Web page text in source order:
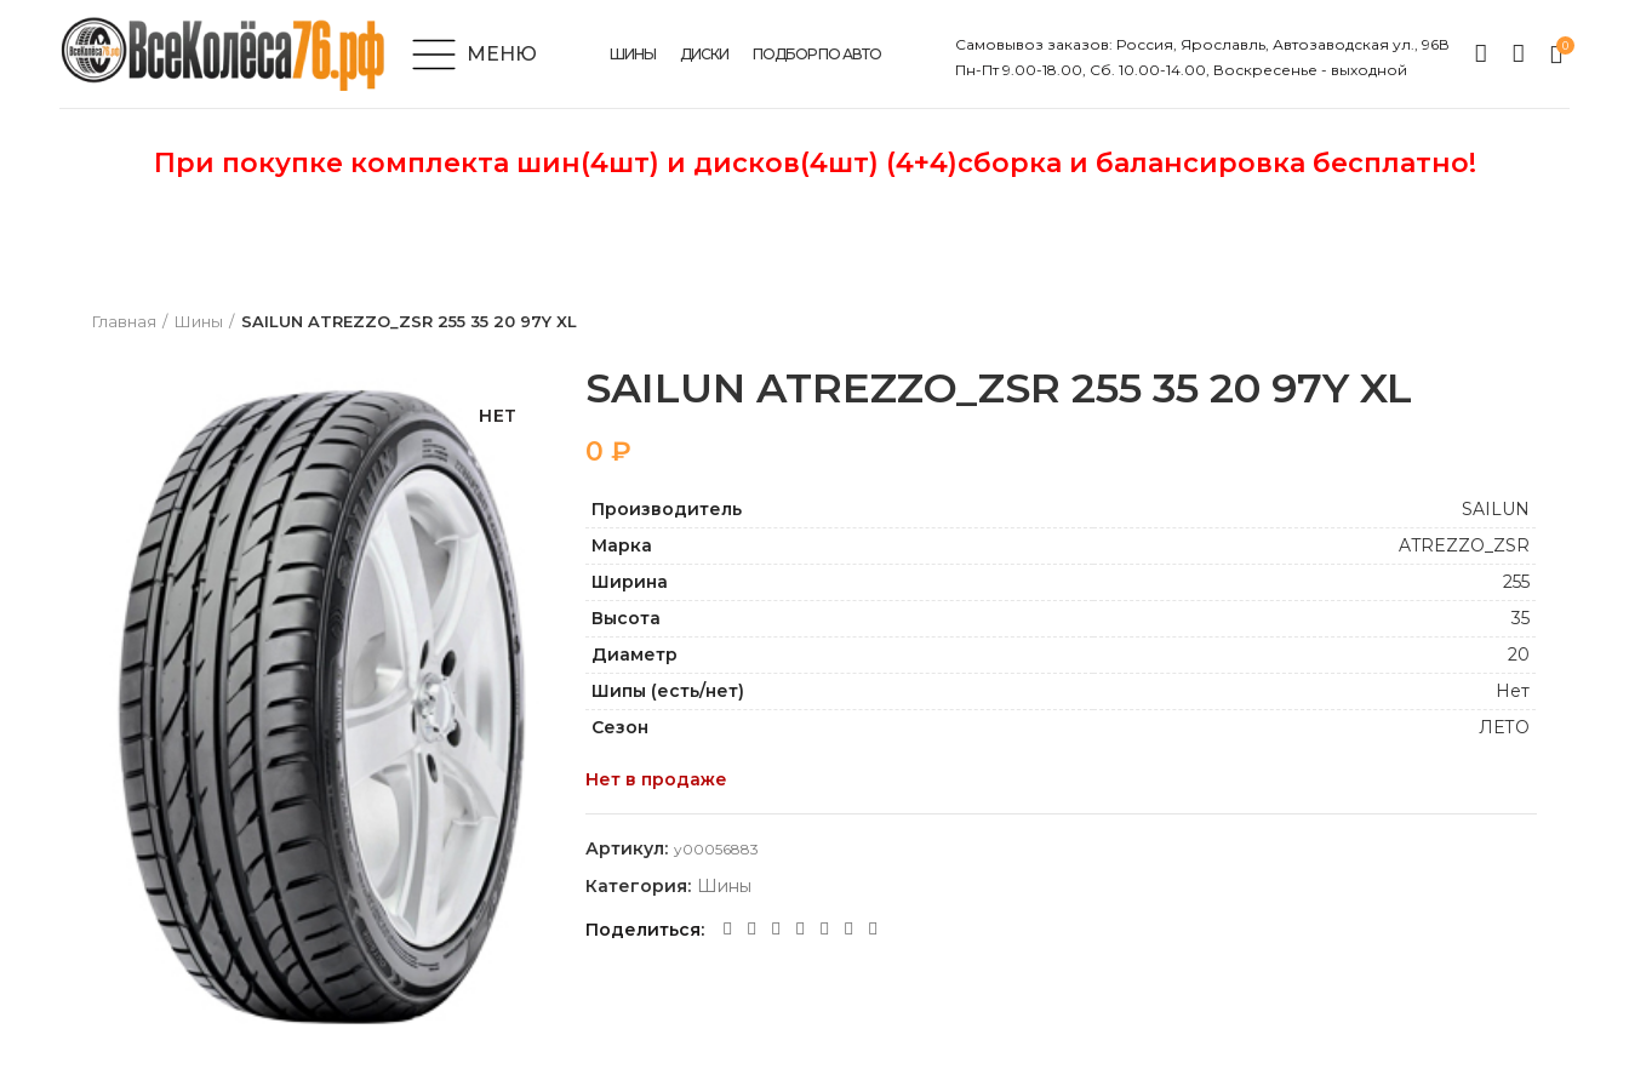
МЕНЮ ШИНЫ ДИСКИ ПОДБОР ПО АВТО
Самовывоз заказов: Россия, Ярославль, Автозаводская ул., 96В
Пн-Пт 9.00-18.00, Сб. 10.00-14.00, Воскресенье - выходной
0
При покупке комплекта шин(4шт) и дисков(4шт) (4+4)сборка и балансировка бесплатно!
Главная Шины SAILUN ATREZZO_ZSR 255 35 20 97Y XL
НЕТ
SAILUN ATREZZO_ZSR 255 35 20 97Y XL
₽
Производитель
SAILUN
Марка
ATREZZO_ZSR
Ширина
255
Высота
35
Диаметр
20
Шипы (есть/нет)
Нет
Сезон
ЛЕТО
Нет в продаже
Артикул: y00056883
Категория: Шины
Поделиться